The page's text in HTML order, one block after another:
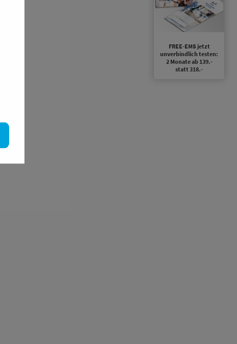
FREE-EMS jetzt
unverbindlich testen:
2 Monate ab 139.-
statt 318.-